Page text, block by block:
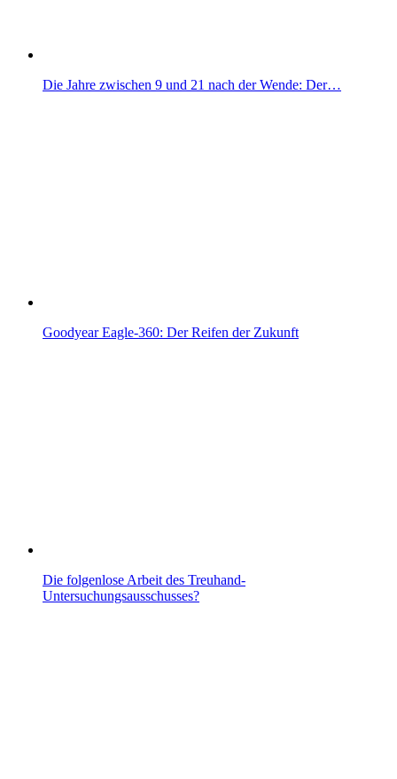
Die Jahre zwischen 9 und 21 nach der Wende: Der…
Goodyear Eagle-360: Der Reifen der Zukunft
Die folgenlose Arbeit des Treuhand-
Untersuchungsausschusses?